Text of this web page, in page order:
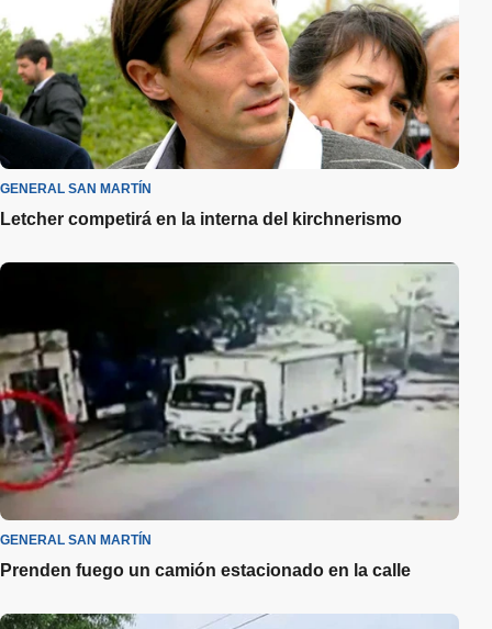
GENERAL SAN MARTÍN
Letcher competirá en la interna del kirchnerismo
GENERAL SAN MARTÍN
Prenden fuego un camión estacionado en la calle